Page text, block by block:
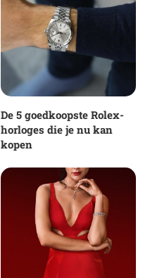
De 5 goedkoopste Rolex-
horloges die je nu kan
kopen